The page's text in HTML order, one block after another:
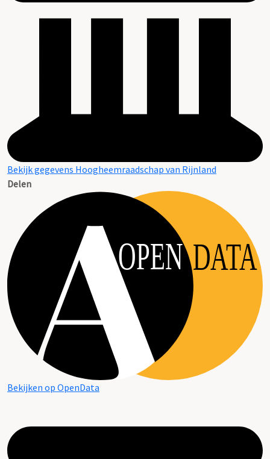
Bekijk gegevens Hoogheemraadschap van Rijnland
Delen
OPEN DATA
Bekijken op OpenData